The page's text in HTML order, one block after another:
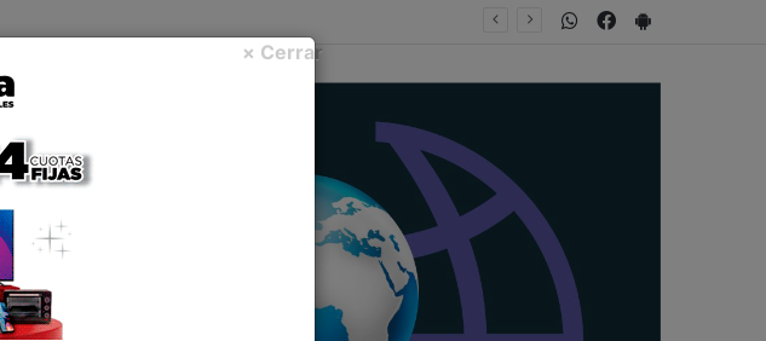
GOLEADORES DE LA QUINTA FECHA PlayStore
Facebook
WhatsApp
× Cerrar